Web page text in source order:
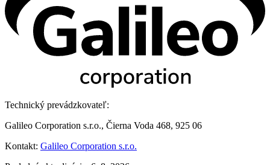
Technický prevádzkovateľ:
Galileo Corporation s.r.o., Čierna Voda 468, 925 06
Kontakt: Galileo Corporation s.r.o.